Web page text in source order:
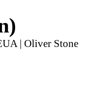
| Oliver Stone